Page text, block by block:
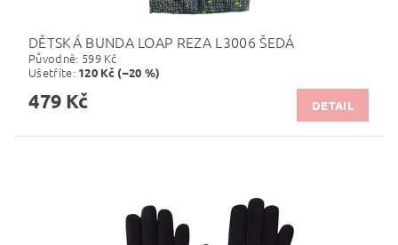
DĚTSKÁ BUNDA LOAP REZA L3006 ŠEDÁ
Původně: 599 Kč
Ušetříte: 120 Kč (–20 %)
479 Kč DETAIL